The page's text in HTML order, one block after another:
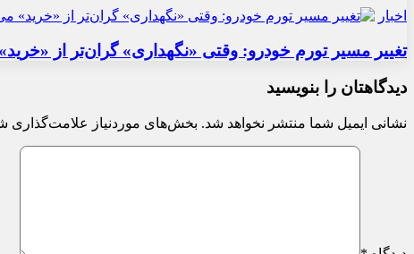
اخبار
تغییر مسیر تورم خودرو: وقتی «نگهداری» گران‌تر از
دیدگاهتان را بنویسید
نشانی ایمیل شما منتشر نخواهد شد. بخش‌های موردنیاز علامت‌گذاری